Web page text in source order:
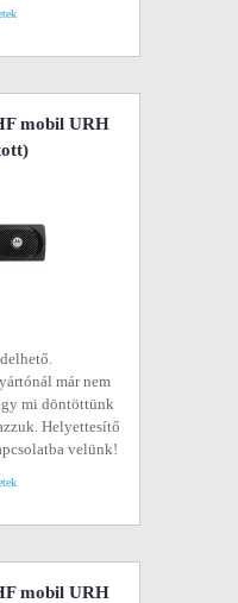
mobil URH
már nem
mi döntöttünk
Helyettesítő
velünk!
mobil URH